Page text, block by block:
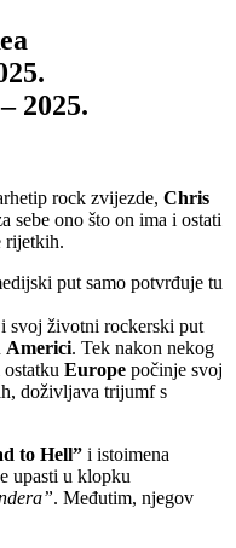
2025.
rock zvijezde, Chris
sebe ono što on ima i ostati
rijetkih.
put samo potvrđuje tu
i svoj životni rockerski put
Americi. Tek nakon nekog
ostatku Europe počinje svoj
doživljava trijumf s
to Hell” i istoimena
upasti u klopku
. Međutim, njegov